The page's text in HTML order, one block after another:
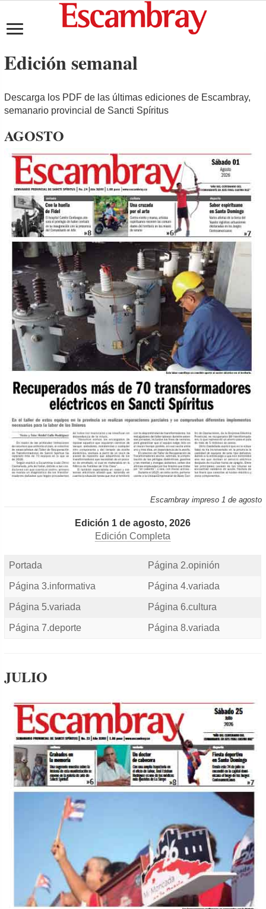
Edición semanal
Descarga los PDF de las últimas ediciones de Escambray,
semanario provincial de Sancti Spíritus
AGOSTO
Escambray impreso 1 de agosto
Edición 1 de agosto, 2026
Edición Completa
Portada Página 2.opinión
Página 3.informativa Página 4.variada
Página 5.variada Página 6.cultura
Página 7.deporte Página 8.variada
JULIO